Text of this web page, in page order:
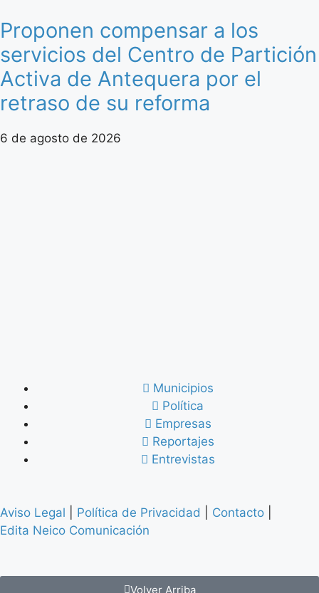
Proponen compensar a los
servicios del Centro de Partición
Activa de Antequera por el
retraso de su reforma
6 de agosto de 2026
Municipios
Política
Empresas
Reportajes
Entrevistas
Aviso Legal Política de Privacidad Contacto
Edita Neico Comunicación
Volver Arriba